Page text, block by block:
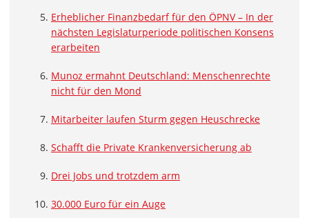
Erheblicher Finanzbedarf für den ÖPNV – In der
nächsten Legislaturperiode politischen Konsens
erarbeiten
Munoz ermahnt Deutschland: Menschenrechte
nicht für den Mond
Mitarbeiter laufen Sturm gegen Heuschrecke
Schafft die Private Krankenversicherung ab
Drei Jobs und trotzdem arm
30.000 Euro für ein Auge